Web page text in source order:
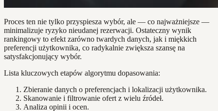
Proces ten nie tylko przyspiesza wybór, ale — co najważniejsze —
minimalizuje ryzyko nieudanej rezerwacji. Ostateczny wynik
rankingowy to efekt zarówno twardych danych, jak i miękkich
preferencji użytkownika, co radykalnie zwiększa szansę na
satysfakcjonujący wybór.
Lista kluczowych etapów algorytmu dopasowania:
Zbieranie danych o preferencjach i lokalizacji użytkownika.
Skanowanie i filtrowanie ofert z wielu źródeł.
Analiza opinii i ocen.